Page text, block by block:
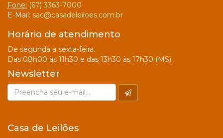
Fone: (67) 3363-7000
E-Mail: sac@casadeleiloes.com.br
Horário de atendimento
De segunda a sexta-feira.
Das 08h00 às 11h30 e das 13h30 às 17h30 (MS).
Newsletter
Casa de Leilões